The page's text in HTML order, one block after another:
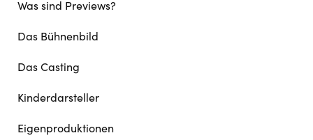
Was sind Previews?
Das Bühnenbild
Das Casting
Kinderdarsteller
Eigenproduktionen